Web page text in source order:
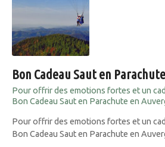
Bon Cadeau Saut en
Pour offrir des emotions fortes et un
Bon Cadeau Saut en Parachute en
Pour offrir des emotions fortes et un
Bon Cadeau Saut en Parachute en